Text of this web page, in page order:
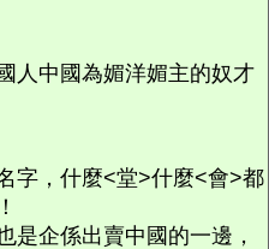
人中國為媚洋媚主的奴才
字，什麼<堂>什麼<會>都
是企係出賣中國的一邊，